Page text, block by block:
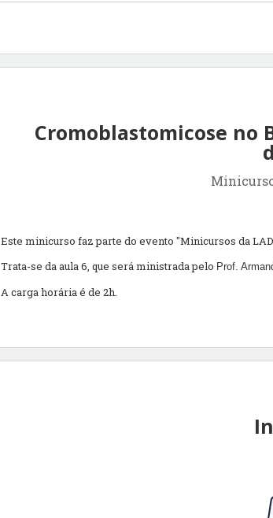
Cromoblastomicose no
Este minicurso faz parte do evento "Minicursos da
Trata-se da aula 6, que será ministrada pelo Prof.
A carga horária é de 2h.